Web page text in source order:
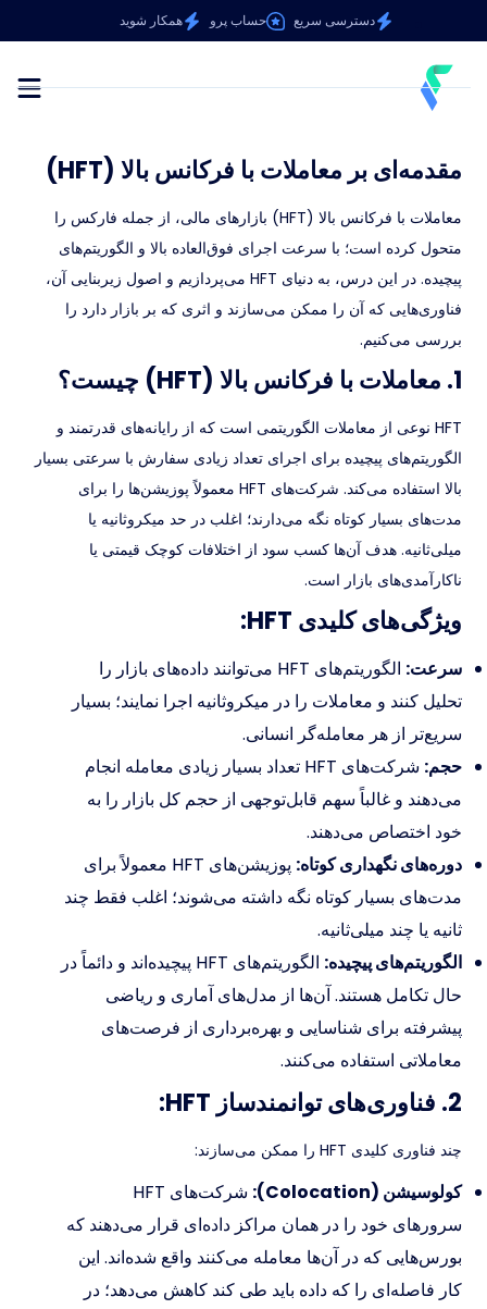
دسترسی سریع حساب پرو همکار شوید
مقدمه‌ای بر معاملات با فرکانس بالا (HFT)
معاملات با فرکانس بالا (HFT) بازارهای مالی، از جمله فارکس را
متحول کرده است؛ با سرعت اجرای فوق‌العاده بالا و الگوریتم‌های
پیچیده. در این درس، به دنیای HFT می‌پردازیم و اصول زیربنایی آن،
فناوری‌هایی که آن را ممکن می‌سازند و اثری که بر بازار دارد را
بررسی می‌کنیم.
1. معاملات با فرکانس بالا (HFT) چیست؟
HFT نوعی از معاملات الگوریتمی است که از رایانه‌های قدرتمند و
الگوریتم‌های پیچیده برای اجرای تعداد زیادی سفارش با سرعتی بسیار
بالا استفاده می‌کند. شرکت‌های HFT معمولاً پوزیشن‌ها را برای
مدت‌های بسیار کوتاه نگه می‌دارند؛ اغلب در حد میکروثانیه یا
میلی‌ثانیه. هدف آن‌ها کسب سود از اختلافات کوچک قیمتی یا
ناکارآمدی‌های بازار است.
ویژگی‌های کلیدی HFT:
سرعت:
الگوریتم‌های HFT می‌توانند داده‌های بازار را
تحلیل کنند و معاملات را در میکروثانیه اجرا نمایند؛ بسیار
سریع‌تر از هر معامله‌گر انسانی.
حجم:
شرکت‌های HFT تعداد بسیار زیادی معامله انجام
می‌دهند و غالباً سهم قابل‌توجهی از حجم کل بازار را به
خود اختصاص می‌دهند.
دوره‌های نگهداری کوتاه:
پوزیشن‌های HFT معمولاً برای
مدت‌های بسیار کوتاه نگه داشته می‌شوند؛ اغلب فقط چند
ثانیه یا چند میلی‌ثانیه.
الگوریتم‌های پیچیده:
الگوریتم‌های HFT پیچیده‌اند و دائماً در
حال تکامل هستند. آن‌ها از مدل‌های آماری و ریاضی
پیشرفته برای شناسایی و بهره‌برداری از فرصت‌های
معاملاتی استفاده می‌کنند.
2. فناوری‌های توانمندساز HFT:
چند فناوری کلیدی HFT را ممکن می‌سازند:
کولوسیشن (Colocation):
شرکت‌های HFT
سرورهای خود را در همان مراکز داده‌ای قرار می‌دهند که
بورس‌هایی که در آن‌ها معامله می‌کنند واقع شده‌اند. این
کار فاصله‌ای را که داده باید طی کند کاهش می‌دهد؛ در